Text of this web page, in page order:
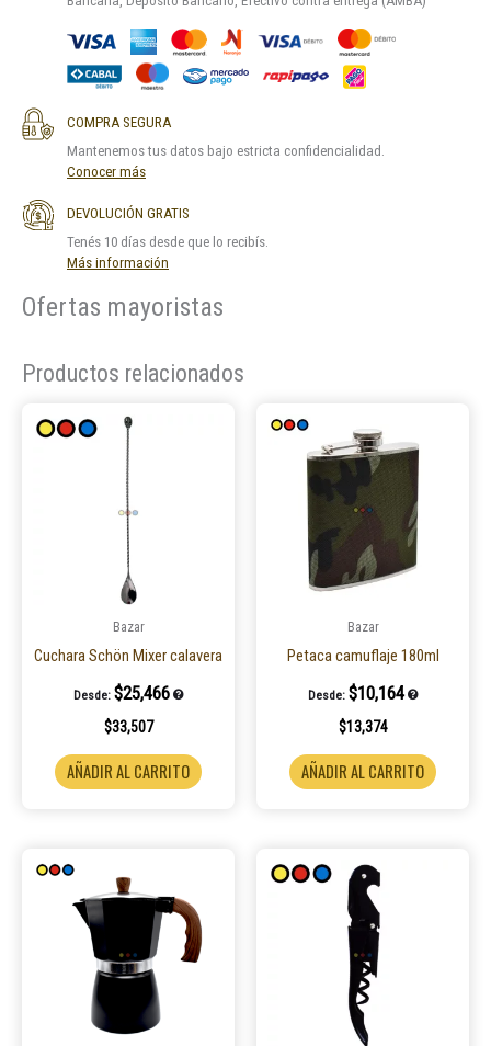
COMPRA SEGURA
Mantenemos tus datos bajo estricta confidencialidad.
Conocer más
DEVOLUCIÓN GRATIS
Tenés 10 días desde que lo recibís.
Más información
Ofertas mayoristas
Productos relacionados
Bazar
Cuchara Schön Mixer calavera
Desde: $25,466
$33,507
AÑADIR AL CARRITO
Bazar
Petaca camuflaje 180ml
Desde: $10,164
$13,374
AÑADIR AL CARRITO